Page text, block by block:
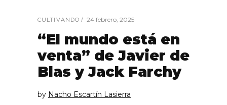
CULTIVANDO 24 febrero, 2025
“El mundo está en
venta” de Javier de
Blas y Jack Farchy
by Nacho Escartín Lasierra